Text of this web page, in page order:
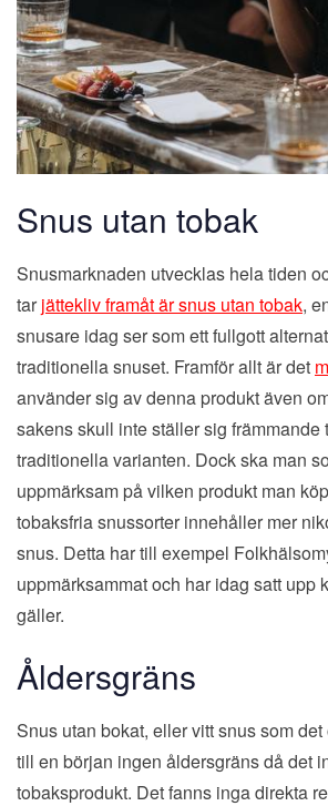
Snus utan tobak
Snusmarknaden utvecklas hela tiden
tar jättekliv framåt är snus utan tobak,
snusare idag ser som ett fullgott
traditionella snuset. Framför allt är det
använder sig av denna produkt även
sakens skull inte ställer sig främmande
traditionella varianten. Dock ska man
uppmärksam på vilken produkt man
tobaksfria snussorter innehåller mer
snus. Detta har till exempel
uppmärksammat och har idag satt upp
gäller.
Åldersgräns
Snus utan bokat, eller vitt snus som
till en början ingen åldersgräns då det
tobaksprodukt. Det fanns inga direkta